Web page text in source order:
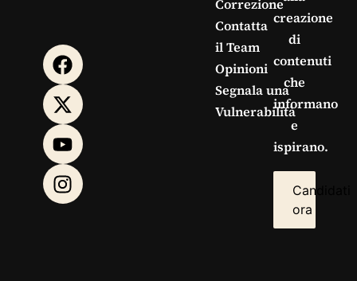
Correzione
Contatta
il Team
Opinioni
Segnala una
Vulnerabilità
creazione
di
contenuti
che
informano
e
ispirano.
Candidati
ora